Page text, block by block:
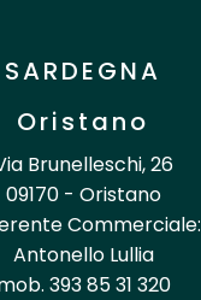
SARDEGNA
Oristano
Brunelleschi, 26
09170 - Oristano
Commerciale:
Antonello Lullia
393 85 31 320